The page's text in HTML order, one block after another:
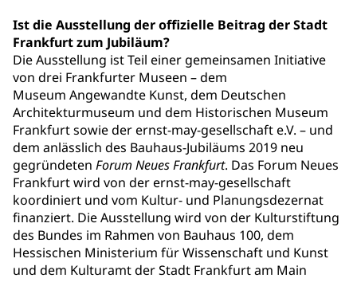
Ist die Ausstellung der offizielle Beitrag der Stadt
Frankfurt zum Jubiläum?
Die Ausstellung ist Teil einer gemeinsamen Initiative
von drei Frankfurter Museen – dem
Museum Angewandte Kunst, dem Deutschen
Architekturmuseum und dem Historischen Museum
Frankfurt sowie der ernst-may-gesellschaft e.V. – und
dem anlässlich des Bauhaus-Jubiläums 2019 neu
gegründeten Forum Neues Frankfurt. Das Forum Neues
Frankfurt wird von der ernst-may-gesellschaft
koordiniert und vom Kultur- und Planungsdezernat
finanziert. Die Ausstellung wird von der Kulturstiftung
des Bundes im Rahmen von Bauhaus 100, dem
Hessischen Ministerium für Wissenschaft und Kunst
und dem Kulturamt der Stadt Frankfurt am Main